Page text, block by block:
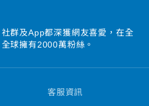
群及App都深獲網友喜愛，在全
球擁有2000萬粉絲。
客服資訊